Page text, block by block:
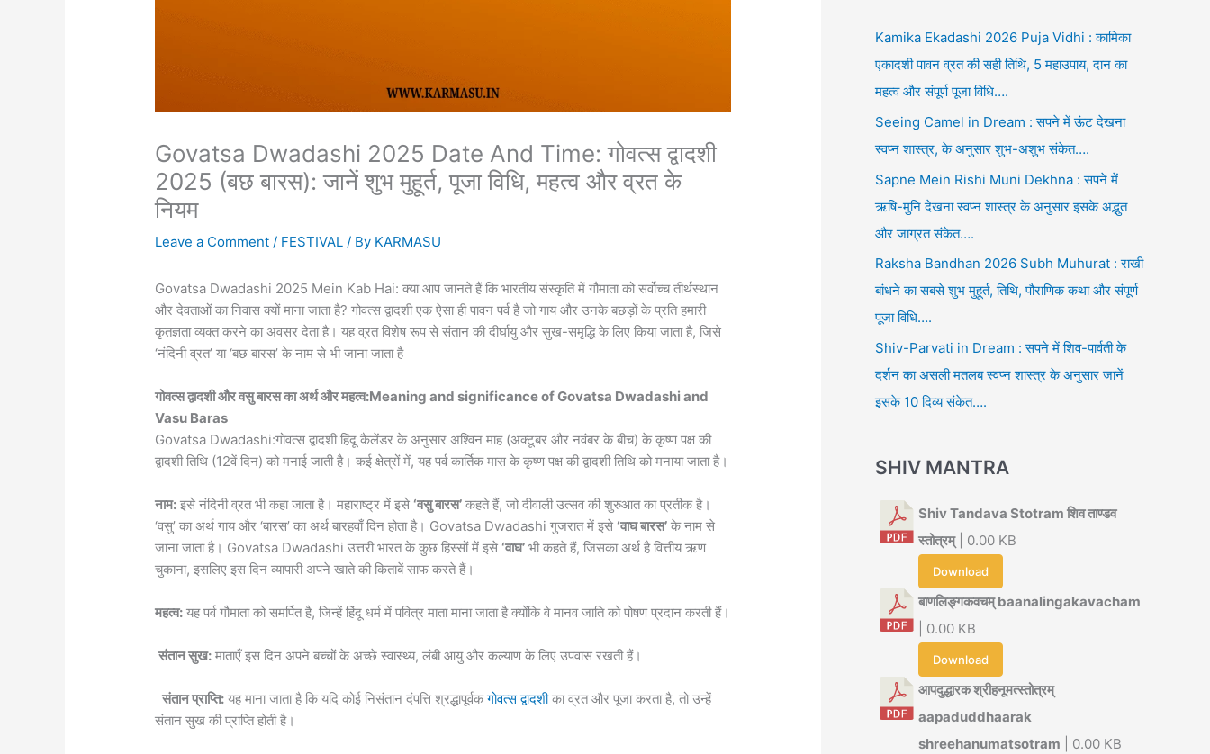
Govatsa Dwadashi 2025 Date And Time: गोवत्स द्वादशी
2025 (बछ बारस): जानें शुभ मुहूर्त, पूजा विधि, महत्व और व्रत के
नियम
Leave a Comment / FESTIVAL / By KARMASU
Govatsa Dwadashi 2025 Mein Kab Hai: क्या आप जानते हैं कि भारतीय संस्कृति में गौमाता को सर्वोच्च तीर्थस्थान
और देवताओं का निवास क्यों माना जाता है? गोवत्स द्वादशी एक ऐसा ही पावन पर्व है जो गाय और उनके बछड़ों के प्रति हमारी
कृतज्ञता व्यक्त करने का अवसर देता है। यह व्रत विशेष रूप से संतान की दीर्घायु और सुख-समृद्धि के लिए किया जाता है, जिसे
‘नंदिनी व्रत’ या ‘बछ बारस’ के नाम से भी जाना जाता है
गोवत्स द्वादशी और वसु बारस का अर्थ और महत्व:Meaning and significance of Govatsa Dwadashi and
Vasu Baras
Govatsa Dwadashi:गोवत्स द्वादशी हिंदू कैलेंडर के अनुसार अश्विन माह (अक्टूबर और नवंबर के बीच) के कृष्ण पक्ष की
द्वादशी तिथि (12वें दिन) को मनाई जाती है। कई क्षेत्रों में, यह पर्व कार्तिक मास के कृष्ण पक्ष की द्वादशी तिथि को मनाया जाता है।
नाम: इसे नंदिनी व्रत भी कहा जाता है। महाराष्ट्र में इसे ‘वसु बारस’ कहते हैं, जो दीवाली उत्सव की शुरुआत का प्रतीक है।
‘वसु’ का अर्थ गाय और ‘बारस’ का अर्थ बारहवाँ दिन होता है। Govatsa Dwadashi गुजरात में इसे ‘वाघ बारस’ के नाम से
जाना जाता है। Govatsa Dwadashi उत्तरी भारत के कुछ हिस्सों में इसे ‘वाघ’ भी कहते हैं, जिसका अर्थ है वित्तीय ऋण
चुकाना, इसलिए इस दिन व्यापारी अपने खाते की किताबें साफ करते हैं।
महत्व: यह पर्व गौमाता को समर्पित है, जिन्हें हिंदू धर्म में पवित्र माता माना जाता है क्योंकि वे मानव जाति को पोषण प्रदान करती हैं।
संतान सुख: माताएँ इस दिन अपने बच्चों के अच्छे स्वास्थ्य, लंबी आयु और कल्याण के लिए उपवास रखती हैं।
संतान प्राप्ति: यह माना जाता है कि यदि कोई निसंतान दंपत्ति श्रद्धापूर्वकगोवत्स द्वादशीका व्रत और पूजा करता है, तो उन्हें
संतान सुख की प्राप्ति होती है।
Kamika Ekadashi 2026 Puja Vidhi : कामिका
एकादशी पावन व्रत की सही तिथि, 5 महाउपाय, दान का
महत्व और संपूर्ण पूजा विधि….
Seeing Camel in Dream : सपने में ऊंट देखना
स्वप्न शास्त्र, के अनुसार शुभ-अशुभ संकेत….
Sapne Mein Rishi Muni Dekhna : सपने में
ऋषि-मुनि देखना स्वप्न शास्त्र के अनुसार इसके अद्भुत
और जाग्रत संकेत….
Raksha Bandhan 2026 Subh Muhurat : राखी
बांधने का सबसे शुभ मुहूर्त, तिथि, पौराणिक कथा और संपूर्ण
पूजा विधि….
Shiv-Parvati in Dream : सपने में शिव-पार्वती के
दर्शन का असली मतलब स्वप्न शास्त्र के अनुसार जानें
इसके 10 दिव्य संकेत….
SHIV MANTRA
Shiv Tandava Stotram शिव ताण्डव
स्तोत्रम्| 0.00 KB
Download
बाणलिङ्गकवचम् baanalingakavacham
| 0.00 KB
Download
आपदुद्धारक श्रीहनूमत्स्तोत्रम्
aapaduddhaarak
shreehanumatsotram | 0.00 KB